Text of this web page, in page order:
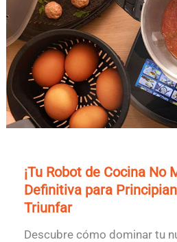
¡Tu Robot de Cocina No
Definitiva para
Triunfar
Descubre cómo dominar tu